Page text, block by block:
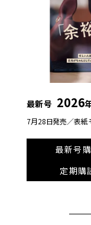
最新号 2026
7月28日発売／表紙
最新号
定期購